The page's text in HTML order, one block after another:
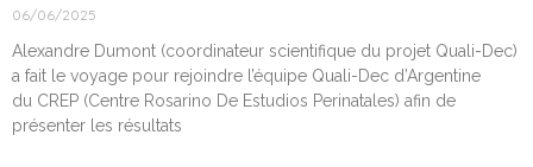
06/06/2025
Alexandre Dumont (coordinateur scientifique du projet Quali-Dec)
a fait le voyage pour rejoindre l’équipe Quali-Dec d’Argentine
du CREP (Centre Rosarino De Estudios Perinatales) afin de
présenter les résultats